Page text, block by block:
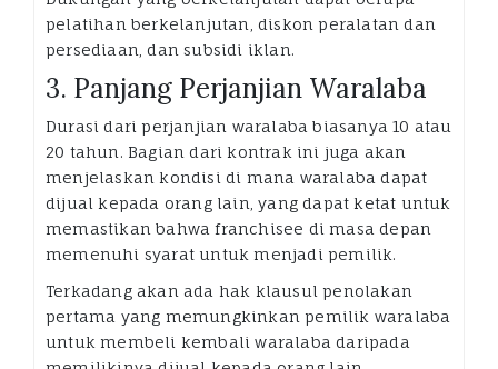
pelatihan berkelanjutan, diskon peralatan dan
persediaan, dan subsidi iklan.
3. Panjang Perjanjian Waralaba
Durasi dari perjanjian waralaba biasanya 10 atau
20 tahun. Bagian dari kontrak ini juga akan
menjelaskan kondisi di mana waralaba dapat
dijual kepada orang lain, yang dapat ketat untuk
memastikan bahwa franchisee di masa depan
memenuhi syarat untuk menjadi pemilik.
Terkadang akan ada hak klausul penolakan
pertama yang memungkinkan pemilik waralaba
untuk membeli kembali waralaba daripada